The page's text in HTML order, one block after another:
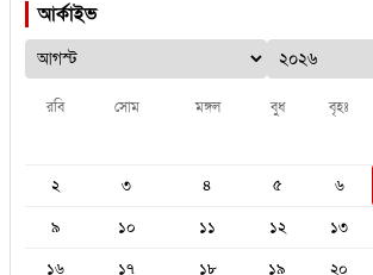
আর্কাইভ
রবি সোম মঙ্গল বুধ বৃহঃ
২
৩ ৪ ৫ ৬
৯
১০ ১১ ১২ ১৩
১৬
১৭ ১৮ ১৯ ২০